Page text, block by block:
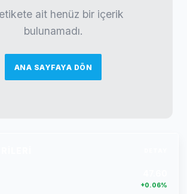
ait henüz bir içerik
bulunamadı.
ANA SAYFAYA DÖN
+0.06%